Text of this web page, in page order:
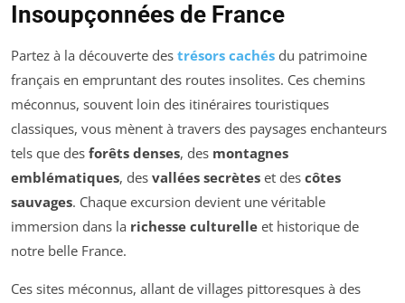
Insoupçonnées de France
Partez à la découverte des trésors cachés du patrimoine
français en empruntant des routes insolites. Ces chemins
méconnus, souvent loin des itinéraires touristiques
classiques, vous mènent à travers des paysages enchanteurs
tels que des forêts denses, des montagnes
emblématiques, des vallées secrètes et des côtes
sauvages. Chaque excursion devient une véritable
immersion dans la richesse culturelle et historique de
notre belle France.
Ces sites méconnus, allant de villages pittoresques à des